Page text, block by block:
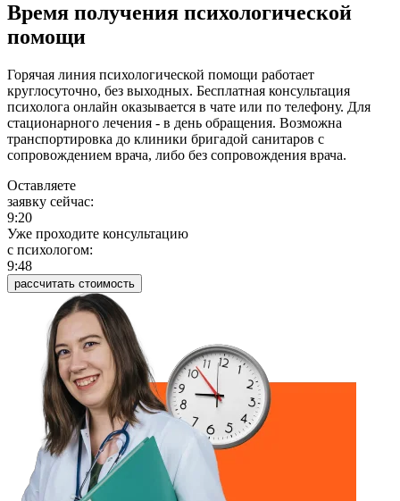
Время получения психологической
помощи
Горячая линия психологической помощи работает
круглосуточно, без выходных. Бесплатная консультация
психолога онлайн оказывается в чате или по телефону. Для
стационарного лечения - в день обращения. Возможна
транспортировка до клиники бригадой санитаров с
сопровождением врача, либо без сопровождения врача.
Оставляете
заявку сейчас:
9:20
Уже проходите консультацию
c психологом:
9:49
рассчитать стоимость